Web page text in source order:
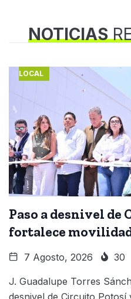
NOTICIAS
LOCAL
Paso a desnivel de
fortalece
7 Agosto, 2026 30
J. Guadalupe Torres
desnivel de Circuito Potosí